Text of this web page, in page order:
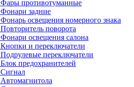
Фары противотуманные
Фонари задние
Фонарь освещения номерного знака
Повторитель поворота
Фонари освещения салона
Кнопки и переключатели
Подрулевые переключатели
Блок предохранителей
Сигнал
Автомагнитола